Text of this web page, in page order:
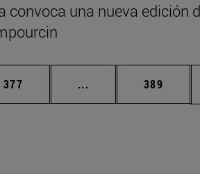
convoca una nueva edición
Página
377 ... Páginas Página
389